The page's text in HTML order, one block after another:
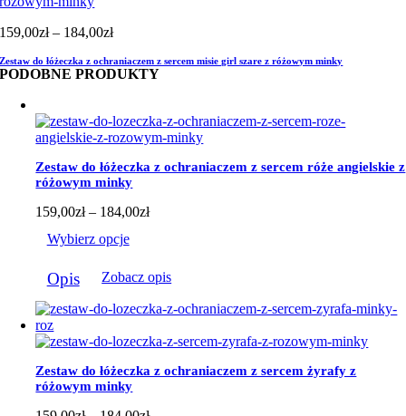
159,00zł – 184,00złZakres
od
159,00zł
184,00zł
Zestaw do łóżeczka z ochraniaczem z sercem misie girl szare z różowym minky
PODOBNE PRODUKTY
Zestaw do łóżeczka z ochraniaczem z sercem róże angielskie z
różowym minky
159,00zł – 184,00złZakres
do
Wybierz opcje
produkt
ma
wiele
wariantów.
Opcje
można
wybrać
na
stronie
Opis Zobacz opis
Zestaw do łóżeczka z ochraniaczem z sercem żyrafy z
różowym minky